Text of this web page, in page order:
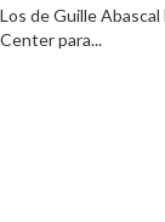
Los de Guille
Center para...